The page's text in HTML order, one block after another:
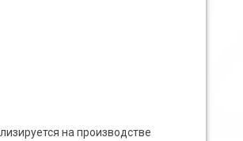
на производстве